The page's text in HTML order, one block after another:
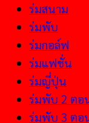
ร่มสนาม
ร่มพับ
ร่มกอล์ฟ
ร่มแฟชั่น
ร่มญี่ปุ่น
ร่มพับ 2 ตอ
ร่มพับ 3 ตอ